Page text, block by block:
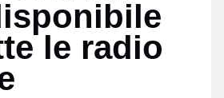
le radio